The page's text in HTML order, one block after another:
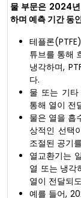
물 부문은 2024
하며 예측 기간 동
테플론
튜브를 통해
냉각하며,
다.
물 또는 기
통해 열이 전
물은 열을 흡
상적인 선택
조절된 공기
열교환기는
열 또는 냉각
열이 전달되
예를 들어,